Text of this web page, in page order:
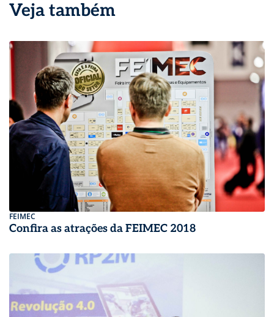
Veja também
FEIMEC
Confira as atrações da FEIMEC 2018